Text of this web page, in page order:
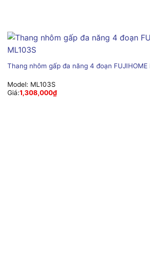
Thang nhôm gấp đa năng 4 đoạn FUJIHOME
Model: ML103S
Giá:1,308,000₫